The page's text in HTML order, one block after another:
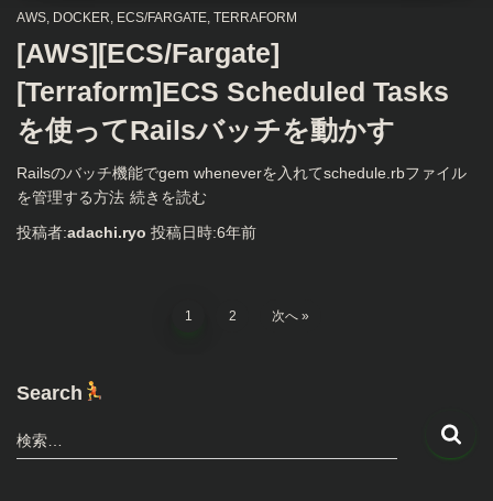
AWS DOCKER ECS/FARGATE TERRAFORM
[AWS][ECS/Fargate]
[Terraform]ECS Scheduled Tasks
を使ってRailsバッチを動かす
Railsのバッチ機能でgem wheneverを入れてschedule.rbファイル
を管理する方法 続きを読む
投稿者:adachi.ryo 投稿日時:6年前
1 2 次へ
Search
検
索
検索…